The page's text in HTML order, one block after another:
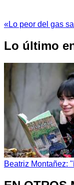
«Lo peor del gas
Lo último
Beatriz Montañez: